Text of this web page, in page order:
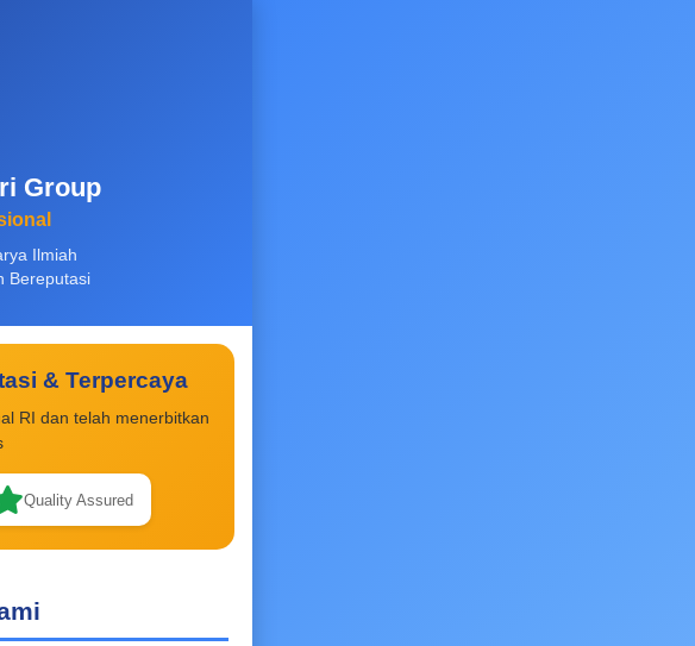
Group
Ilmiah
Bereputasi
& Terpercaya
RI dan telah menerbitkan
Quality Assured